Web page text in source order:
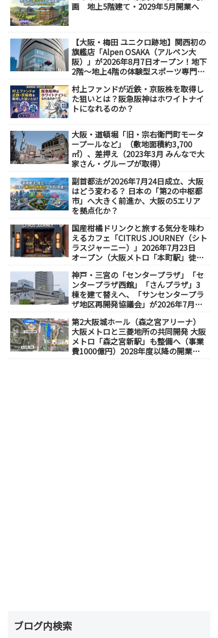
画 地上5階建て・2029年5月開業へ
【大阪・梅田 ユニクロ跡地】関西初の
旗艦店「Alpen OSAKA（アルペン大
阪）」が2026年8月7日オープン！地下
2階～地上4階の体験型スポーツ専門店
村上ファンドが近鉄・京阪株を取得し
た狙いとは？阪急阪神はホワイトナイ
トになれるのか？
大阪・道頓堀「旧・宗右衛門町モータ
ープールなど」（敷地面積約3,700
㎡）、差押え（2023年3月 みんなで大
家さん・グループが取得）
副首都法が2026年7月24日成立、大阪
はどう変わる？ 日本の「第2の中枢都
市」へ大きく前進か、大阪の5エリア
を拠点化か？
国産柑橘ドリンクと旅する気分を味わ
えるカフェ「CITRUS JOURNEY（シト
ラスジャーニー）」2026年7月23日
オープン（大阪メトロ「本町駅」徒歩
神戸・三宮の「センタープラザ」「セ
ンタープラザ西館」「さんプラザ」3
棟を建て替えへ、「サンセンタープラ
ザ地区再開発協議会」が2026年7月発
第2大阪城ホール（森之宮アリーナ）
大阪メトロと三菱地所の共同開発 大阪
メトロ「森之宮新駅」も整備へ（事業
費1000億円）2028年度以降の開業
ブログ内検索